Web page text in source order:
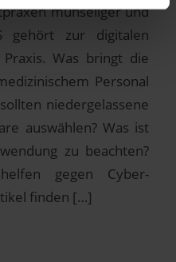
mühseliger und
gehört zur digitalen
Was bringt die
Personal
niedergelassene
auswählen? Was ist
zu beachten?
gegen Cyber-
finden […]